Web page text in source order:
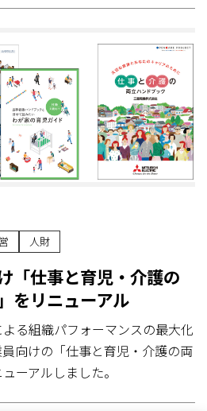
人財
「仕事と育児・介護の
をリニューアル
る組織パフォーマンスの最大化
向けの「仕事と育児・介護の両
ーアルしました。